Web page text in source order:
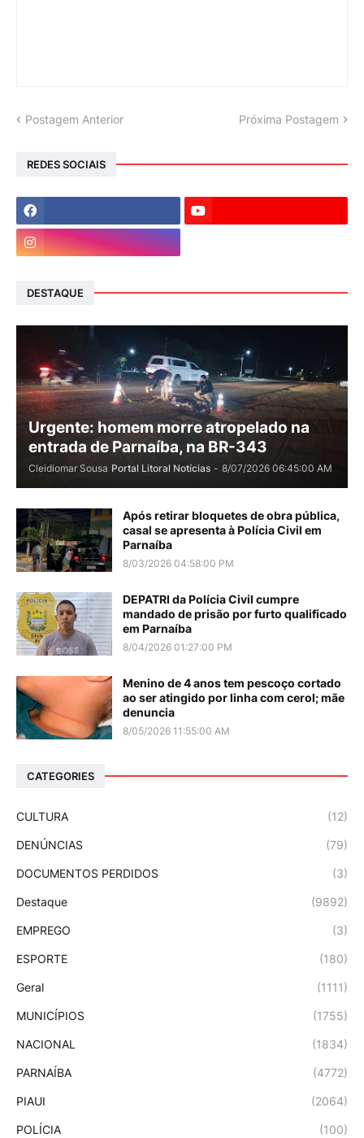
Postagem Anterior Próxima Postagem
REDES SOCIAIS
DESTAQUE
Urgente: homem morre atropelado na
entrada de Parnaíba, na BR-343
Cleidiomar Sousa Portal Litoral Notícias - 8/07/2026 06:45:00 AM
Após retirar bloquetes de obra pública,
casal se apresenta à Polícia Civil em
Parnaíba
8/03/2026 04:58:00 PM
DEPATRI da Polícia Civil cumpre
mandado de prisão por furto qualificado
em Parnaíba
8/04/2026 01:27:00 PM
Menino de 4 anos tem pescoço cortado
ao ser atingido por linha com cerol; mãe
denuncia
8/05/2026 11:55:00 AM
CATEGORIES
CULTURA (12)
DENÚNCIAS (79)
DOCUMENTOS PERDIDOS (3)
Destaque (9892)
EMPREGO (3)
ESPORTE (180)
Geral (1111)
MUNICÍPIOS (1755)
NACIONAL (1834)
PARNAÍBA (4772)
PIAUI (2064)
POLÍCIA (100)